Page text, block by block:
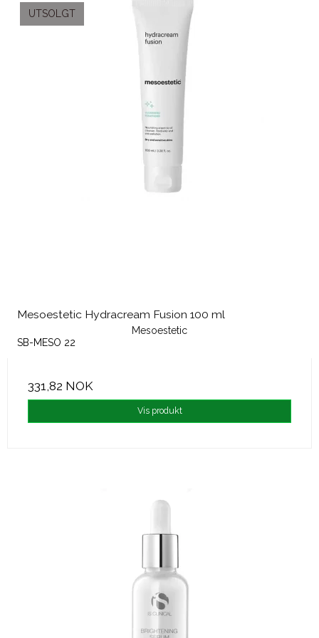
UTSOLGT
Mesoestetic Hydracream Fusion 100 ml
Mesoestetic
SB-MESO 22
331,82 NOK
Vis produkt